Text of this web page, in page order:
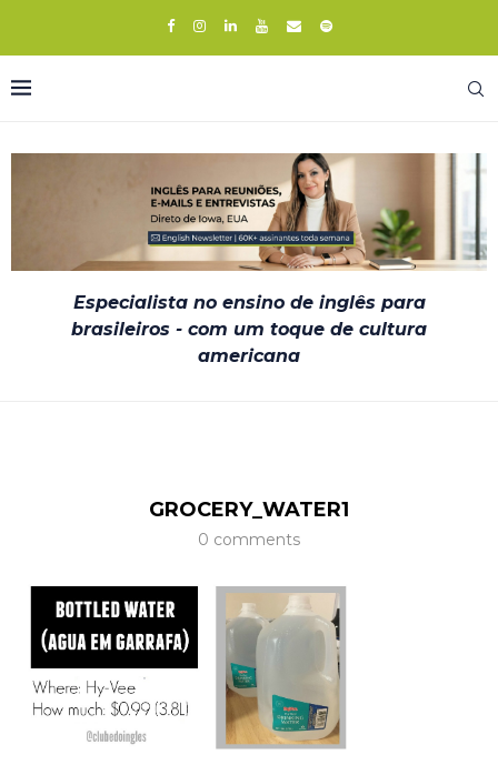
Especialista no ensino de inglês para
brasileiros - com um toque de cultura
americana
GROCERY_WATER1
0 comments